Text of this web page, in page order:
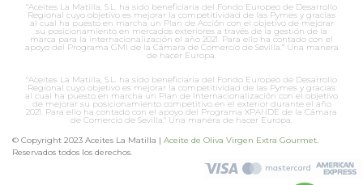
“Aceites La Matilla, S.L. ha sido beneficiaria del Fondo Europeo de Desarrollo
Regional cuyo objetivo es mejorar la competitividad de las Pymes y gracias
al cual ha puesto en marcha un Plan de Acción con el objetivo de mejorar
su posicionamiento en mercados exteriores a través de la gestión de la
marca para la internacionalización el año 2021. Para ello ha contado con el
apoyo del Programa GMI de la Cámara de Comercio de Sevilla.” Una manera
de hacer Europa.
"Aceites La Matilla, S.L. ha sido beneficiaria del Fondo Europeo de Desarrollo
Regional cuyo objetivo es mejorar la competitividad de las Pymes y gracias
al cual ha puesto en marcha un Plan de Internacionalización con el objetivo
de mejorar su posicionamiento competitivo en el exterior durante el año
2021. Para ello ha contado con el apoyo del Programa XPANDE de la Cámara
de Comercio de Sevilla." Una manera de hacer Europa.
© Copyright 2023 Aceites La Matilla | Aceite de Oliva Virgen Extra Gourmet.
Reservados todos los derechos.